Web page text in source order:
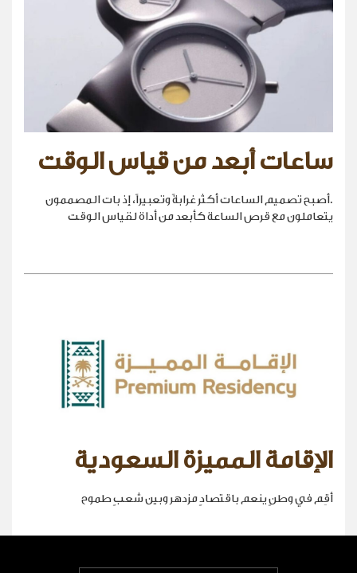
ساعات أبعد من قياس الوقت
.أصبح تصميم الساعات أكثر غرابةً وتعبيراً، إذ بات المصممون
يتعاملون مع قرص الساعة كأبعد من أداة لقياس الوقت
الإقامة المميزة السعودية
أقِم في وطنٍ ينعم باقتصادٍ مزدهر وبين شعبٍ طموح